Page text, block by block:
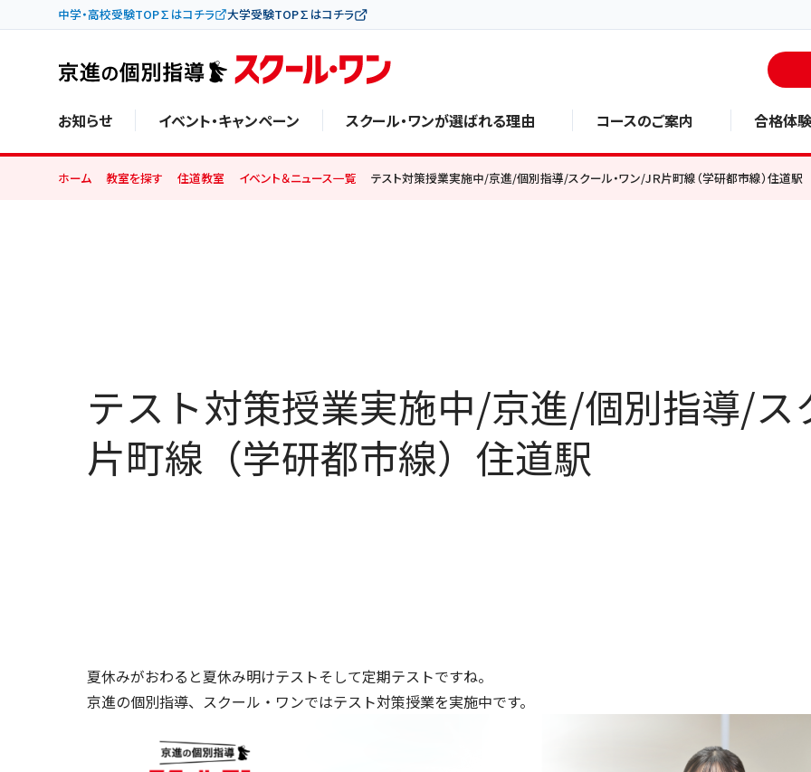
中学・高校受験TOP∑はコチラ 大学受験TOP∑はコチラ
お知らせ イベント・キャンペーン スクール・ワンが選ばれる理由 コースのご案内 合格体
ホーム 教室を探す 住道教室 イベント＆ニュース一覧 テスト対策授業実施中/京進/個別指導/スクール・ワン/JＲ片町線（学研都市線）住道駅
テスト対策授業実施中/京進/個別指導/
片町線（学研都市線）住道駅
夏休みがおわると夏休み明けテストそして定期テストですね。
京進の個別指導、スクール・ワンではテスト対策授業を実施中です。